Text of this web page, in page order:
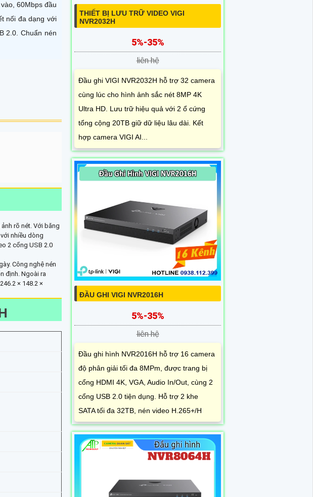
60Mbps đầu
nối đa dạng với
2.0. Chuẩn nén
rõ nét. Với băng
nhiều dòng
2 cổng USB 2.0
Công nghệ nén
định. Ngoài ra
× 148.2 ×
THIẾT BỊ LƯU TRỮ VIDEO VIGI
NVR2032H
5%-35%
liên hệ
Đầu ghi VIGI NVR2032H hỗ trợ 32 camera
cùng lúc cho hình ảnh sắc nét 8MP 4K
Ultra HD. Lưu trữ hiệu quả với 2 ổ cứng
tổng cộng 20TB giữ dữ liệu lâu dài. Kết
hợp camera VIGI AI...
ĐẦU GHI VIGI NVR2016H
5%-35%
liên hệ
Đầu ghi hình NVR2016H hỗ trợ 16 camera
độ phân giải tối đa 8MPm, được trang bị
cổng HDMI 4K, VGA, Audio In/Out, cùng 2
cổng USB 2.0 tiện dụng. Hỗ trợ 2 khe
SATA tối đa 32TB, nén video H.265+/H